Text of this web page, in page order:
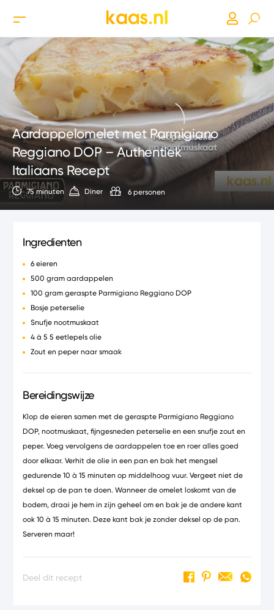
Aardappelomelet met Parmigiano
Reggiano DOP – Authentiek
Italiaans Recept
75 minuten Diner 6 personen
Ingredienten
6 eieren
500 gram aardappelen
100 gram geraspte Parmigiano Reggiano DOP
Bosje peterselie
Snufje nootmuskaat
4 à 5 5 eetlepels olie
Zout en peper naar smaak
Bereidingswijze
Klop de eieren samen met de geraspte Parmigiano Reggiano
DOP, nootmuskaat, fijngesneden peterselie en een snufje zout en
peper. Voeg vervolgens de aardappelen toe en roer alles goed
door elkaar. Verhit de olie in een pan en bak het mengsel
gedurende 10 à 15 minuten op middelhoog vuur. Vergeet niet de
deksel op de pan te doen. Wanneer de omelet loskomt van de
bodem, draai je hem in zijn geheel om en bak je de andere kant
ook 10 à 15 minuten. Deze kant bak je zonder deksel op de pan.
Serveren maar!
Deel dit recept